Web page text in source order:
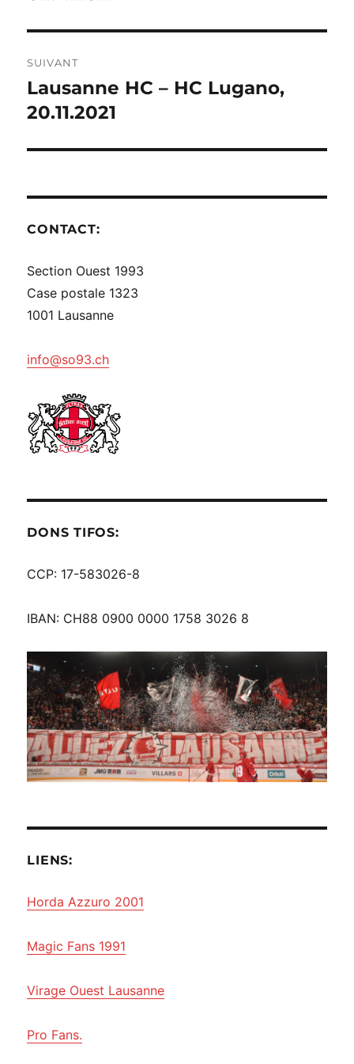
SUIVANT
Publication
suivante :
Lausanne HC – HC Lugano,
20.11.2021
CONTACT:
Section Ouest 1993
Case postale 1323
1001 Lausanne
info@so93.ch
DONS TIFOS:
CCP: 17-583026-8
IBAN: CH88 0900 0000 1758 3026 8
LIENS:
Horda Azzuro 2001
Magic Fans 1991
Virage Ouest Lausanne
Pro Fans.